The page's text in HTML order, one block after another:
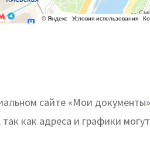
сайте «Мои документы»
как адреса и графики